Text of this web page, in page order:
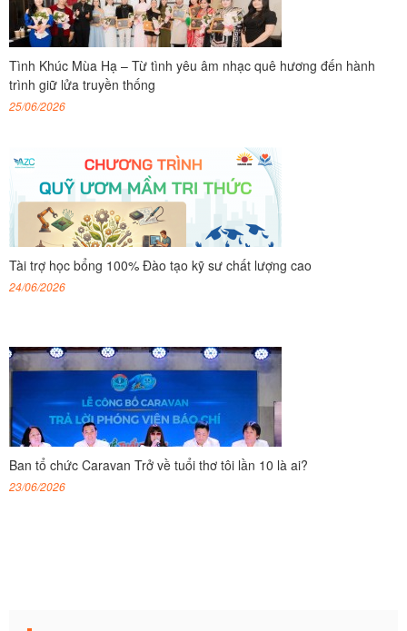
Tình Khúc Mùa Hạ – Từ tình yêu âm nhạc quê hương đến hành
trình giữ lửa truyền thống
25/06/2026
Tài trợ học bổng 100% Đào tạo kỹ sư chất lượng cao
24/06/2026
Ban tổ chức Caravan Trở về tuổi thơ tôi lần 10 là ai?
23/06/2026